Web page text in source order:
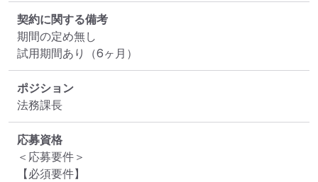
契約に関する備考
期間の定め無し
試用期間あり（6ヶ月）
ポジション
法務課長
応募資格
＜応募要件＞
【必須要件】